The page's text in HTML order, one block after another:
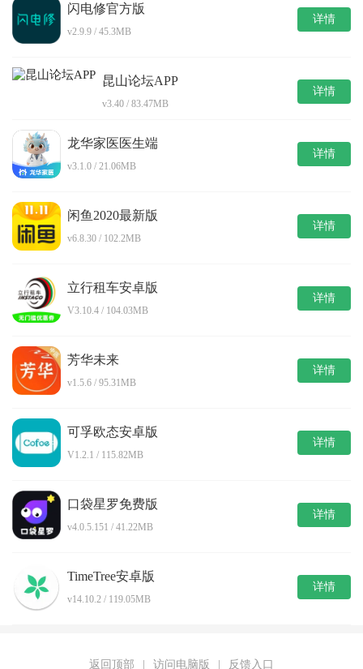
闪电修官方版
v2.9.9 / 45.3MB
详情
昆山论坛APP
v3.40 / 83.47MB
详情
龙华家医医生端
v3.1.0 / 21.06MB
详情
闲鱼2020最新版
v6.8.30 / 102.2MB
详情
立行租车安卓版
V3.10.4 / 104.03MB
详情
芳华未来
v1.5.6 / 95.31MB
详情
可孚欧态安卓版
V1.2.1 / 115.82MB
详情
口袋星罗免费版
v4.0.5.151 / 41.22MB
详情
TimeTree安卓版
v14.10.2 / 119.05MB
详情
返回顶部 访问电脑版 反馈入口